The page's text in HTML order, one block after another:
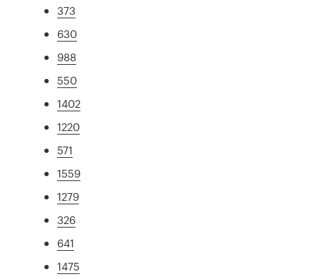
373
630
988
550
1402
1220
571
1559
1279
326
641
1475